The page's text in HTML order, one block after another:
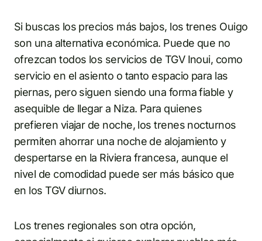
Si buscas los precios más bajos, los trenes Ouigo
son una alternativa económica. Puede que no
ofrezcan todos los servicios de TGV Inoui, como
servicio en el asiento o tanto espacio para las
piernas, pero siguen siendo una forma fiable y
asequible de llegar a Niza. Para quienes
prefieren viajar de noche, los trenes nocturnos
permiten ahorrar una noche de alojamiento y
despertarse en la Riviera francesa, aunque el
nivel de comodidad puede ser más básico que
en los TGV diurnos.
Los trenes regionales son otra opción,